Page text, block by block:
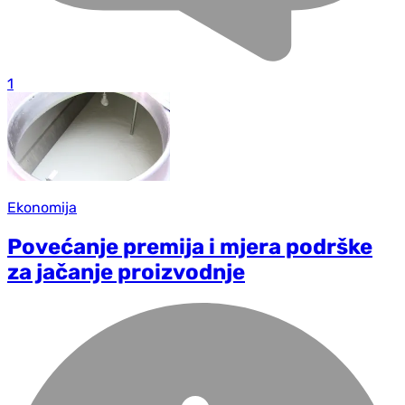
1
Ekonomija
Povećanje premija i mjera podrške
za jačanje proizvodnje